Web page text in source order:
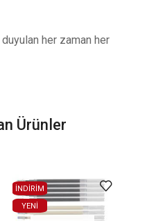
her zaman her
Ürünler
İNDİRİM
YENI